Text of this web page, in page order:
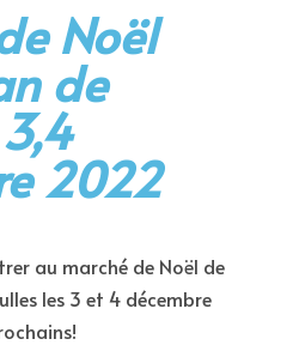
Noël
de
2022
au marché de Noël de
les 3 et 4 décembre